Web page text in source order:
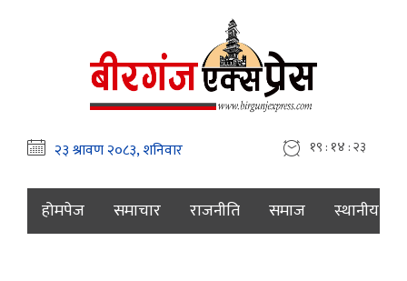
१९ : १४ : २४
होमपेज समाचार राजनीति समाज स्थानीय